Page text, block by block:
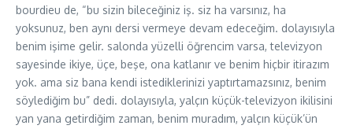
bourdieu de, “bu sizin bileceğiniz iş. siz ha varsınız, ha
yoksunuz, ben aynı dersi vermeye devam edeceğim. dolayısıyla
benim işime gelir. salonda yüzelli öğrencim varsa, televizyon
sayesinde ikiye, üçe, beşe, ona katlanır ve benim hiçbir itirazım
yok. ama siz bana kendi istediklerinizi yaptırtamazsınız, benim
söylediğim bu” dedi. dolayısıyla, yalçın küçük-televizyon ikilisini
yan yana getirdiğim zaman, benim muradım, yalçın küçük’ün